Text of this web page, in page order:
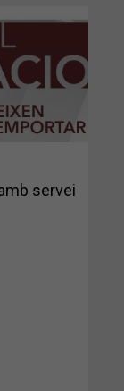
servei